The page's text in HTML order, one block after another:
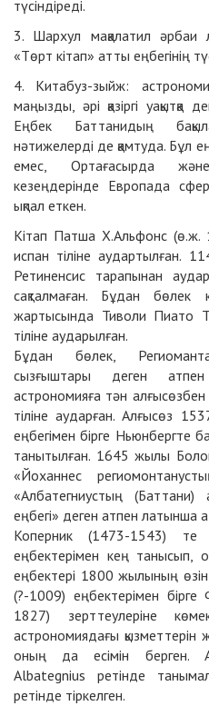
түсіндіреді.
3. Шархул мақалатил әрбаи
«Төрт кітап» атты еңбегінің
4. Китабуз-зыйж:
маңызды, әрі қазіргі уақытқа
Еңбек Баттанидың
нәтижелерді де қамтуда. Бұл
емес, Ортағасырда
кезеңдерінде Европада
ықпал еткен.
Кітап Патша X.Aльфонс
испан тіліне аудартылған.
Ретиненсис тарапынан
сақталмаған. Бұдан бөлек
жартысында Тиволи Пиато
тіліне аударылған.
Бұдан бөлек,
сызғыштары деген
астрономияға тән алғысөзбен
тіліне аударған. Алғысөз
еңбегімен бірге Ньюнбергте
танытылған. 1645 жылы
«Йоханнес
«Aлбатегниустың
еңбегі» деген атпен латынша
Коперник (1473-1543)
еңбектерімен кең танысып,
еңбектері 1800 жылының
(?-1009) еңбектерімен
1827) зерттеулеріне
астрономиядағы
оның да есімін берген.
Albategnius ретінде
ретінде тіркелген.